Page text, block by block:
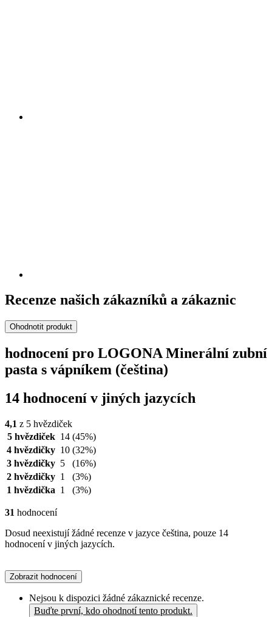
Recenze našich zákazníků a zákaznic
Ohodnotit produkt
hodnocení pro LOGONA Minerální zubní
pasta s vápníkem (čeština)
14 hodnocení v jiných jazycích
4,1 z 5 hvězdiček
5 hvězdiček 14 (45%)
4 hvězdičky 10 (32%)
3 hvězdičky 5
(16%)
2 hvězdičky 1
(3%)
1 hvězdička 1 (3%)
31 hodnocení
Dosud neexistují žádné recenze v jazyce čeština, pouze 14
hodnocení v jiných jazycích.
Zobrazit hodnocení
Nejsou k dispozici žádné zákaznické recenze.
Buďte první, kdo ohodnotí tento produkt.